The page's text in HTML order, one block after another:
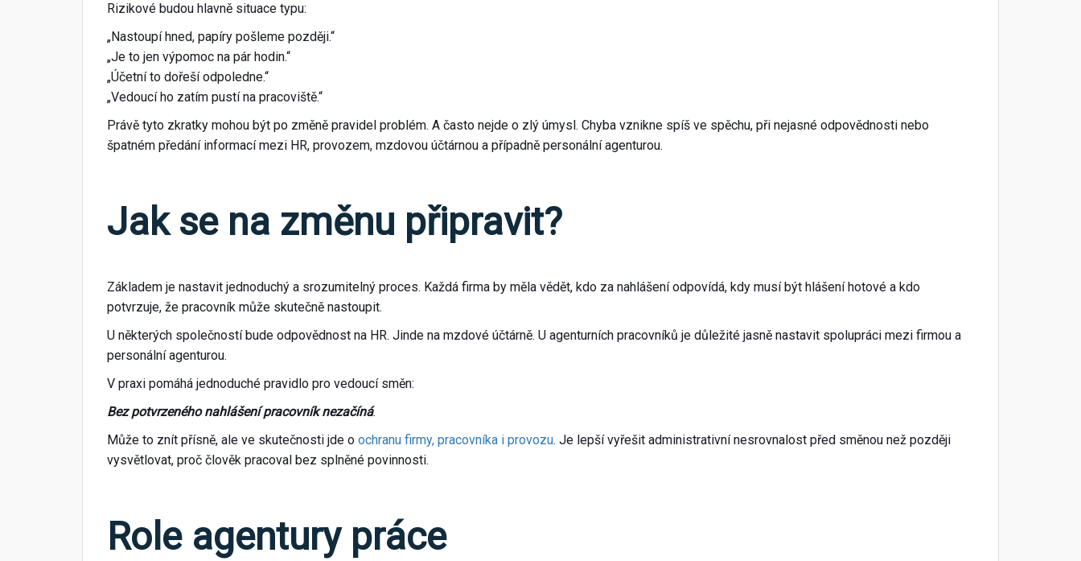
Rizikové budou hlavně situace typu:
„Nastoupí hned, papíry pošleme později.“
„Je to jen výpomoc na pár hodin.“
„Účetní to dořeší odpoledne.“
„Vedoucí ho zatím pustí na pracoviště.“
Právě tyto zkratky mohou být po změně pravidel problém. A často nejde o zlý úmysl. Chyba vznikne spíš ve spěchu, při nejasné odpovědnosti nebo
špatném předání informací mezi HR, provozem, mzdovou účtárnou a případně personální agenturou.
Jak se na změnu připravit?
Základem je nastavit jednoduchý a srozumitelný proces. Každá firma by měla vědět, kdo za nahlášení odpovídá, kdy musí být hlášení hotové a kdo
potvrzuje, že pracovník může skutečně nastoupit.
U některých společností bude odpovědnost na HR. Jinde na mzdové účtárně. U agenturních pracovníků je důležité jasně nastavit spolupráci mezi firmou a
personální agenturou.
V praxi pomáhá jednoduché pravidlo pro vedoucí směn:
Bez potvrzeného nahlášení pracovník nezačíná.
Může to znít přísně, ale ve skutečnosti jde o ochranu firmy, pracovníka i provozu. Je lepší vyřešit administrativní nesrovnalost před směnou než později
vysvětlovat, proč člověk pracoval bez splněné povinnosti.
Role agentury práce